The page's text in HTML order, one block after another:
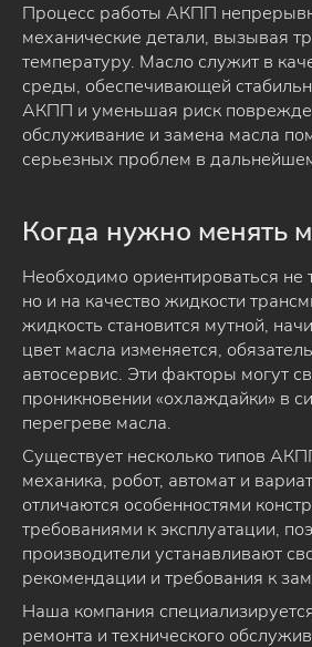
Процесс работы АКПП
механические детали, вызывая
температуру. Масло служит в
среды, обеспечивающей
АКПП и уменьшая риск
обслуживание и замена масла
серьезных проблем в
Когда нужно менять
Необходимо ориентироваться не
но и на качество жидкости
жидкость становится мутной,
цвет масла изменяется,
автосервис. Эти факторы могут
проникновении «охлаждайки» в
перегреве масла.
Существует несколько типов
механика, робот, автомат и
отличаются особенностями
требованиями к эксплуатации,
производители устанавливают
рекомендации и требования к
Наша компания
ремонта и технического